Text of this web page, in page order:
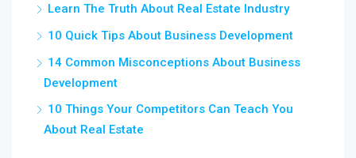
Learn The Truth About Real Estate Industry
10 Quick Tips About Business Development
14 Common Misconceptions About Business
Development
10 Things Your Competitors Can Teach You
About Real Estate